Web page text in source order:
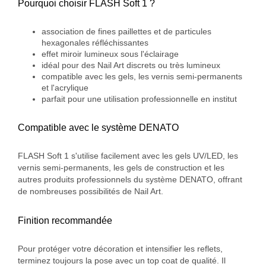
Pourquoi choisir FLASH Soft 1 ?
association de fines paillettes et de particules
hexagonales réfléchissantes
effet miroir lumineux sous l'éclairage
idéal pour des Nail Art discrets ou très lumineux
compatible avec les gels, les vernis semi-permanents
et l'acrylique
parfait pour une utilisation professionnelle en institut
Compatible avec le système DENATO
FLASH Soft 1 s'utilise facilement avec les gels UV/LED, les
vernis semi-permanents, les gels de construction et les
autres produits professionnels du système DENATO, offrant
de nombreuses possibilités de Nail Art.
Finition recommandée
Pour protéger votre décoration et intensifier les reflets,
terminez toujours la pose avec un top coat de qualité. Il